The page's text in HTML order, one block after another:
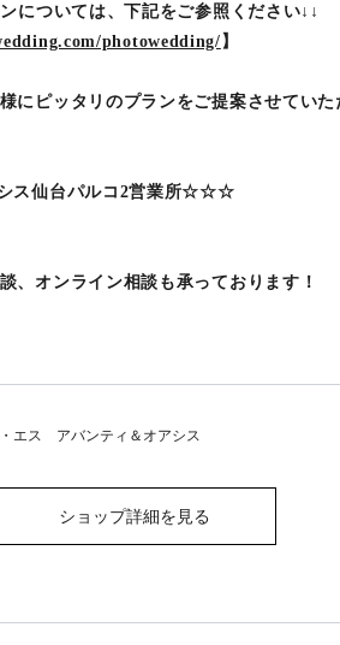
については、下記をご参照ください↓↓
photowedding/ 】
にピッタリのプランをご提案させていた
ス仙台パルコ2営業所☆☆☆
、オンライン相談も承っております！
エス アバンティ＆オアシス
ショップ詳細を見る